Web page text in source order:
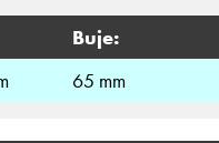
Buje:
65 mm